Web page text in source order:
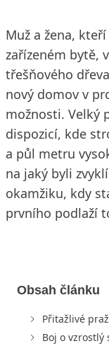
Muž a žena,
zařízeném bytě,
třešňového
nový domov v
možnosti. Velký
dispozicí, kde
a půl metru
na jaký byli
okamžiku, kdy
prvního podlaží
Obsah článku
Přitažlivé
Boj o vzrostlý